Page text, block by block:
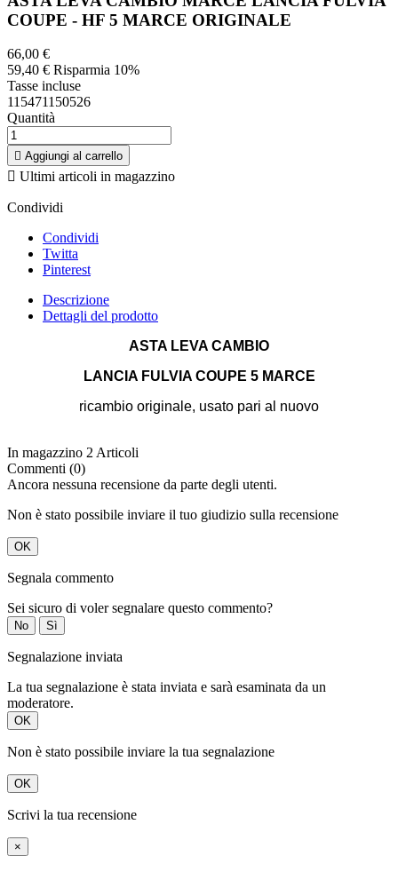
COUPE - HF 5 MARCE ORIGINALE
66,00 €
59,40 € Risparmia 10%
Tasse incluse
115471150526
Quantità
 Aggiungi al carrello
 Ultimi articoli in magazzino
Condividi
Condividi
Twitta
Pinterest
Descrizione
Dettagli del prodotto
ASTA LEVA CAMBIO
LANCIA FULVIA COUPE 5 MARCE
ricambio originale, usato pari al nuovo
In magazzino 2 Articoli
Commenti (0)
Ancora nessuna recensione da parte degli utenti.
Non è stato possibile inviare il tuo giudizio sulla recensione
OK
Segnala commento
Sei sicuro di voler segnalare questo commento?
No Sì
Segnalazione inviata
La tua segnalazione è stata inviata e sarà esaminata da un
moderatore.
OK
Non è stato possibile inviare la tua segnalazione
OK
Scrivi la tua recensione
×